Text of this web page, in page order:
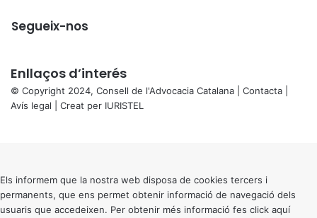
Segueix-nos
Enllaços d’interés
© Copyright 2024, Consell de l'Advocacia Catalana | Contacta
Avís legal | Creat per IURISTEL
button
Els informem que la nostra web disposa de cookies tercers i
permanents, que ens permet obtenir informació de navegació dels
usuaris que accedeixen. Per obtenir més informació fes click aquí